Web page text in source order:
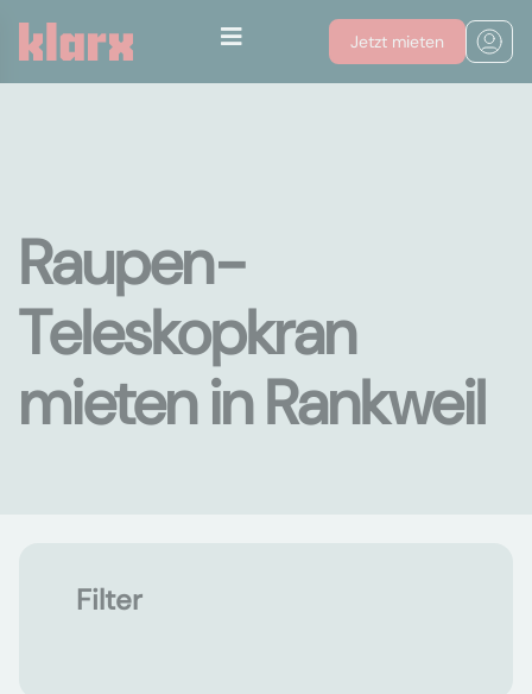
Jetzt mieten
Raupen-
Teleskopkran
mieten in Rankweil
Filter